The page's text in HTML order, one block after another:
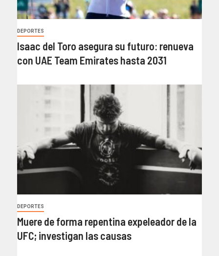
DEPORTES
Isaac del Toro asegura su futuro: renueva
con UAE Team Emirates hasta 2031
DEPORTES
Muere de forma repentina expeleador de la
UFC; investigan las causas